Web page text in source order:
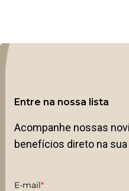
Entre na nossa lista
Acompanhe nossas
benefícios direto na
E-mail*